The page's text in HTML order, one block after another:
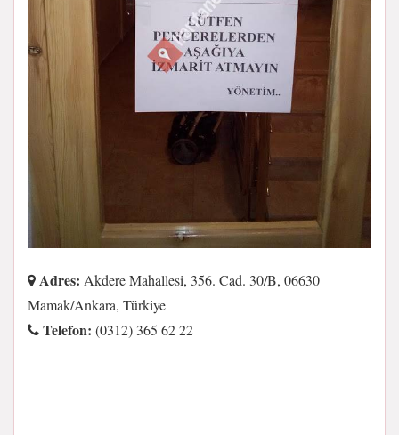
Adres: Akdere Mahallesi, 356. Cad. 30/B, 06630
Mamak/Ankara, Türkiye
Telefon: (0312) 365 62 22